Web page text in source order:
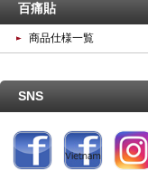
百痛貼
商品仕様一覧
SNS